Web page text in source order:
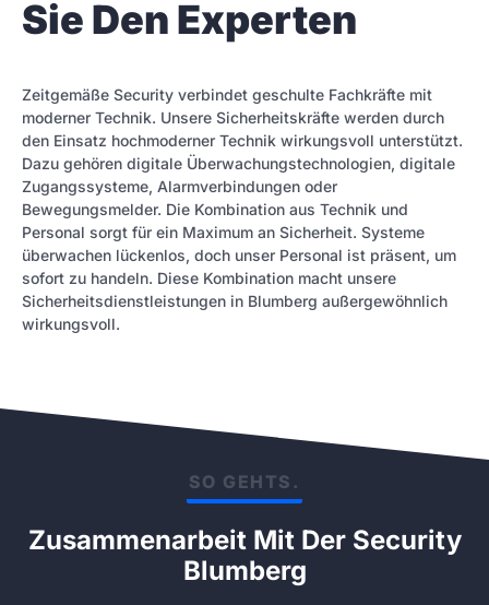
Sie Den Experten
Zeitgemäße Security verbindet geschulte Fachkräfte mit
moderner Technik. Unsere Sicherheitskräfte werden durch
den Einsatz hochmoderner Technik wirkungsvoll unterstützt.
Dazu gehören digitale Überwachungstechnologien, digitale
Zugangssysteme, Alarmverbindungen oder
Bewegungsmelder. Die Kombination aus Technik und
Personal sorgt für ein Maximum an Sicherheit. Systeme
überwachen lückenlos, doch unser Personal ist präsent, um
sofort zu handeln. Diese Kombination macht unsere
Sicherheitsdienstleistungen in Blumberg außergewöhnlich
wirkungsvoll.
SO GEHTS.
Zusammenarbeit Mit Der Security
Blumberg